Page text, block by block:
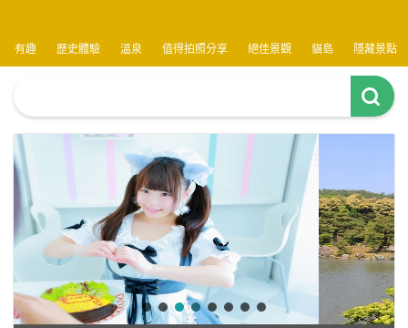
有趣 歷史體驗 溫泉 值得拍照分享 絕佳景觀 貓島 隱藏景點